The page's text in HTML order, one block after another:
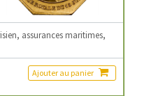
assurances maritimes,
Ajouter au panier